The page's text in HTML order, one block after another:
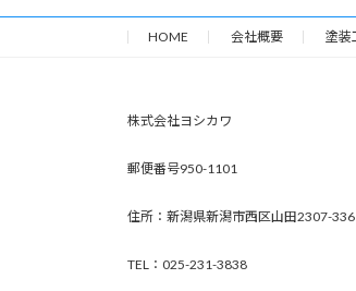
HOME 会社概要 塗装
株式会社ヨシカワ
郵便番号950-1101
住所：新潟県新潟市西区山田2307-336
TEL：025-231-3838